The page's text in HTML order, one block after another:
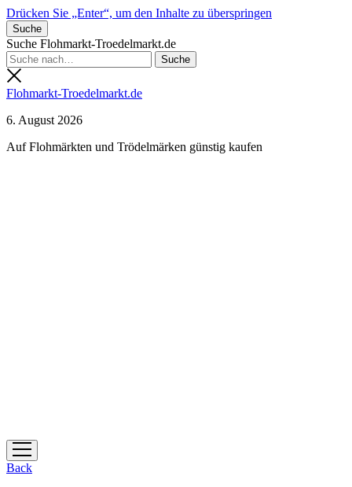
Drücken Sie „Enter“, um den Inhalte zu überspringen
Suche
Suche Flohmarkt-Troedelmarkt.de
Flohmarkt-Troedelmarkt.de
6. August 2026
Auf Flohmärkten und Trödelmärken günstig kaufen
Menü
öffnen
Back